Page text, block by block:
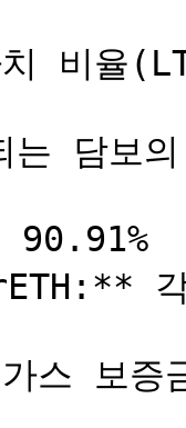
비율
는 담보
스 보증